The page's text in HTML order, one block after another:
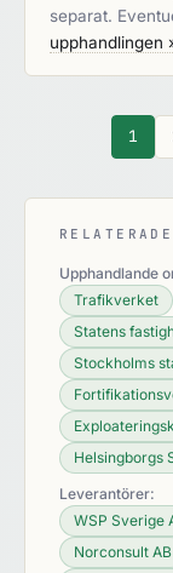
separat.
upphandlingen
1
Upphandlande
Trafikverket
Statens
Stockholms
Helsingborgs
Leverantörer:
WSP Sverige
Norconsult AB